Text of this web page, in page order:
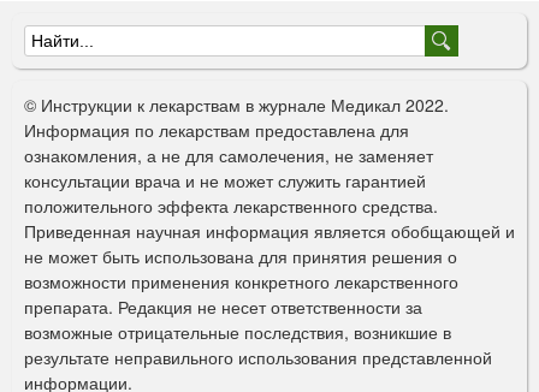
Ф
о
р
м
а
п
о
и
с
© Инструкции к лекарствам в журнале Медикал 2022.
Информация по лекарствам предоставлена для
ознакомления, а не для самолечения, не заменяет
консультации врача и не может служить гарантией
положительного эффекта лекарственного средства.
Приведенная научная информация является обобщающей и
не может быть использована для принятия решения о
возможности применения конкретного лекарственного
препарата. Редакция не несет ответственности за
возможные отрицательные последствия, возникшие в
результате неправильного использования представленной
информации.